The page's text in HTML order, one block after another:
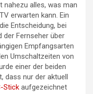
alles, was man
erwarten kann. Ein
Entscheidung, bei
der Fernseher über
Empfangsarten
Umschaltzeiten von
einer der beiden
dass nur der aktuell
Stick aufgezeichnet